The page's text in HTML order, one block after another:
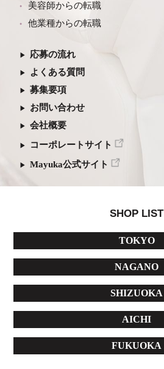
美容師からの転職
他業種からの転職
応募の流れ
よくある質問
募集要項
お問い合わせ
会社概要
コーポレートサイト
Mayuka公式サイト
SHOP LIST
TOKYO
NAGANO
SHIZUOKA
AICHI
FUKUOKA